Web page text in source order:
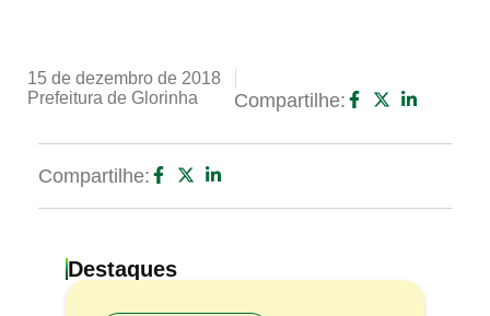
15 de dezembro de 2018
Prefeitura de Glorinha
Compartilhe:
Compartilhe:
Destaques